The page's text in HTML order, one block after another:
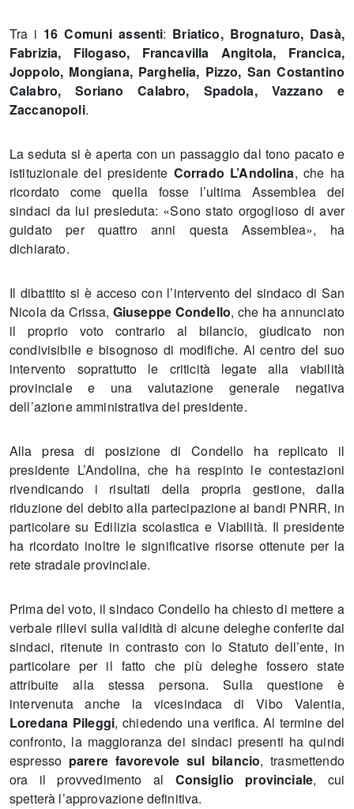
Tra i 16 Comuni assenti: Briatico, Brognaturo, Dasà,
Fabrizia, Filogaso, Francavilla Angitola, Francica,
Joppolo, Mongiana, Parghelia, Pizzo, San Costantino
Calabro, Soriano Calabro, Spadola, Vazzano e
Zaccanopoli.
La seduta si è aperta con un passaggio dal tono pacato e
istituzionale del presidente Corrado L’Andolina, che ha
ricordato come quella fosse l’ultima Assemblea dei
sindaci da lui presieduta: «Sono stato orgoglioso di aver
guidato per quattro anni questa Assemblea», ha
dichiarato.
Il dibattito si è acceso con l’intervento del sindaco di San
Nicola da Crissa, Giuseppe Condello, che ha annunciato
il proprio voto contrario al bilancio, giudicato non
condivisibile e bisognoso di modifiche. Al centro del suo
intervento soprattutto le criticità legate alla viabilità
provinciale e una valutazione generale negativa
dell’azione amministrativa del presidente.
Alla presa di posizione di Condello ha replicato il
presidente L’Andolina, che ha respinto le contestazioni
rivendicando i risultati della propria gestione, dalla
riduzione del debito alla partecipazione ai bandi PNRR, in
particolare su Edilizia scolastica e Viabilità. Il presidente
ha ricordato inoltre le significative risorse ottenute per la
rete stradale provinciale.
Prima del voto, il sindaco Condello ha chiesto di mettere a
verbale rilievi sulla validità di alcune deleghe conferite dai
sindaci, ritenute in contrasto con lo Statuto dell’ente, in
particolare per il fatto che più deleghe fossero state
attribuite alla stessa persona. Sulla questione è
intervenuta anche la vicesindaca di Vibo Valentia,
Loredana Pileggi, chiedendo una verifica. Al termine del
confronto, la maggioranza dei sindaci presenti ha quindi
espresso parere favorevole sul bilancio, trasmettendo
ora il provvedimento al Consiglio provinciale, cui
spetterà l’approvazione definitiva.